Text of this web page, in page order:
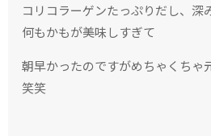
コリコラーゲンたっぷりだし、深
何もかもが美味しすぎて
朝早かったのですがめちゃくちゃ
笑笑